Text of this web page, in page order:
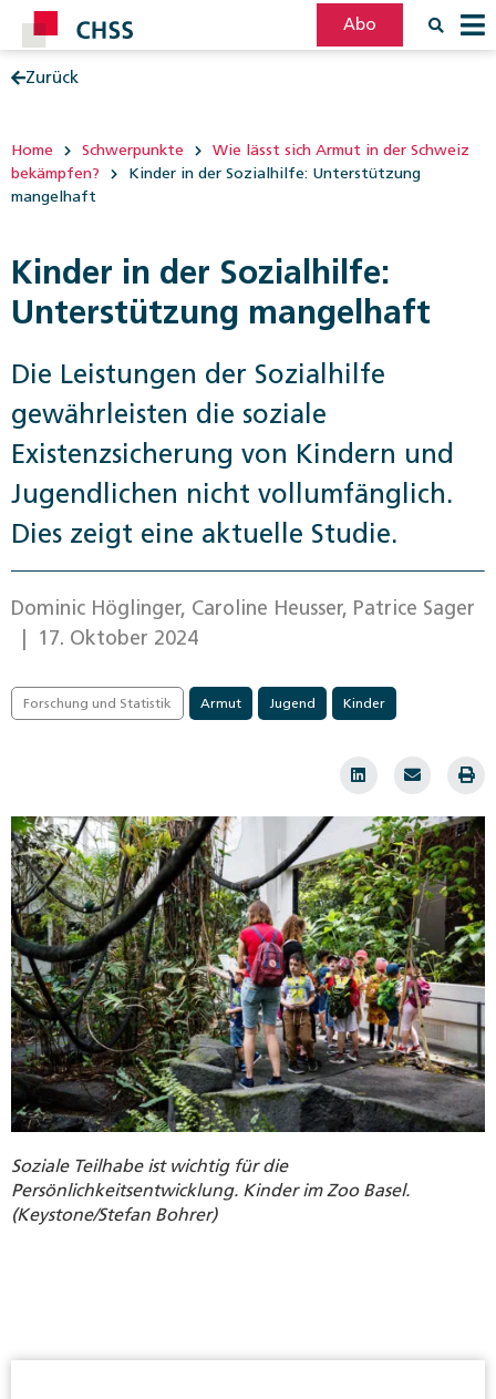
Abo
Zurück
Home Schwerpunkte
Wie lässt sich Armut in der Schweiz
bekämpfen?
Kinder in der Sozialhilfe: Unterstützung
mangelhaft
Kinder in der Sozialhilfe:
Unterstützung mangelhaft
Die Leistungen der Sozialhilfe
gewährleisten die soziale
Existenzsicherung von Kindern und
Jugendlichen nicht vollumfänglich.
Dies zeigt eine aktuelle Studie.
Dominic Höglinger, Caroline Heusser, Patrice Sager
| 17. Oktober 2024
Forschung und Statistik Armut Jugend Kinder
Soziale Teilhabe ist wichtig für die
Persönlichkeitsentwicklung. Kinder im Zoo Basel.
(Keystone/Stefan Bohrer)